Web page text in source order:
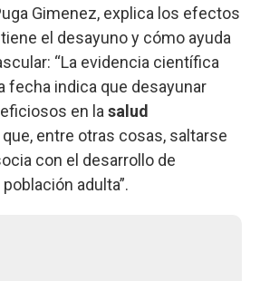
Gimenez, explica los efectos
el desayuno y cómo ayuda
“La evidencia científica
fecha indica que desayunar
en la salud
que, entre otras cosas, saltarse
con el desarrollo de
adulta”.